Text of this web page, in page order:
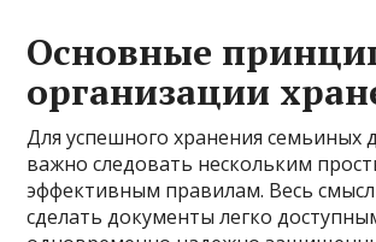
Основные
организации
Для успешного хранения семьиных
важно следовать нескольким
эффективным правилам. Весь
сделать документы легко